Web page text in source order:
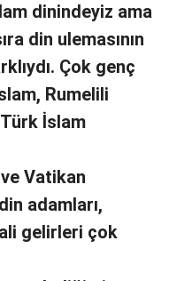
dinindeyiz ama
din ulemasının
Çok genç
Rumelili
İslam
Vatikan
adamları,
gelirleri çok